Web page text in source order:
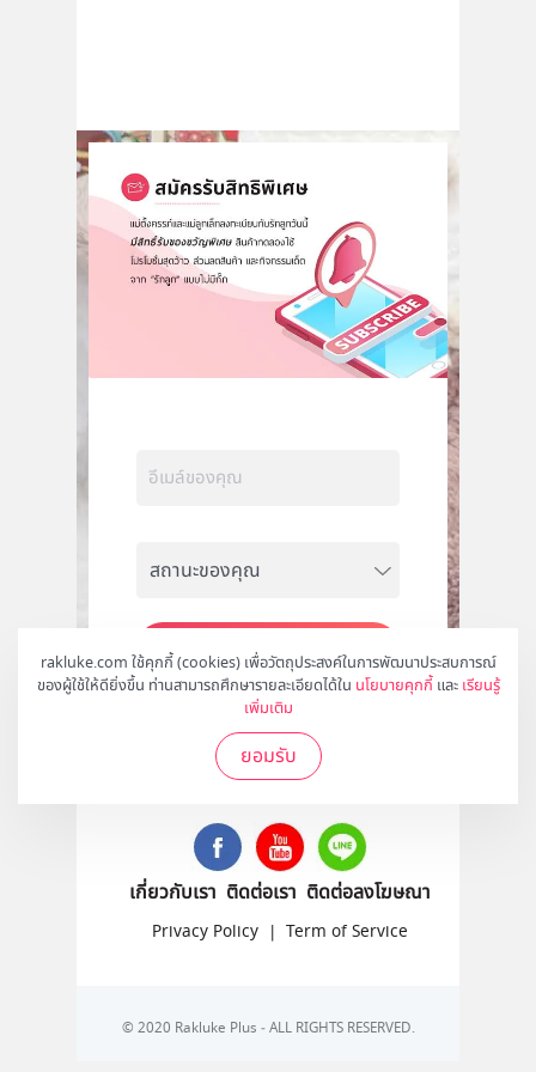
rakluke.com ใช้คุกกี้ (cookies) เพื่อวัตถุประสงค์ในการพัฒนาประสบการณ์
ของผู้ใช้ให้ดียิ่งขึ้น ท่านสามารถศึกษารายละเอียดได้ใน นโยบายคุกกี้ และ เรียนรู้
เพิ่มเติม
ยอมรับ
สมัคร
ติดตามเราได้ที่
เกี่ยวกับเรา ติดต่อเรา ติดต่อลงโฆษณา
Privacy Policy | Term of Service
© 2020 Rakluke Plus - ALL RIGHTS RESERVED.